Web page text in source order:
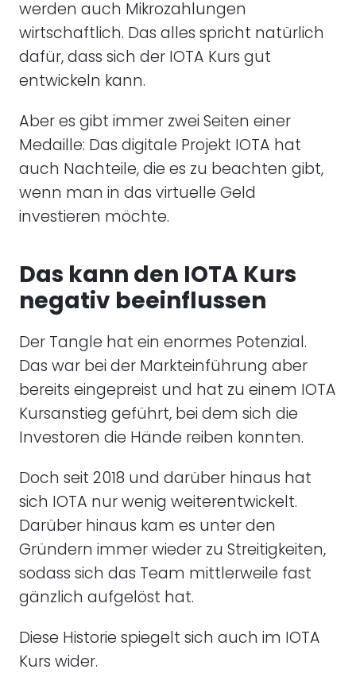
werden auch Mikrozahlungen
wirtschaftlich. Das alles spricht natürlich
dafür, dass sich der IOTA Kurs gut
entwickeln kann.
Aber es gibt immer zwei Seiten einer
Medaille: Das digitale Projekt IOTA hat
auch Nachteile, die es zu beachten gibt,
wenn man in das virtuelle Geld
investieren möchte.
Das kann den IOTA Kurs
negativ beeinflussen
Der Tangle hat ein enormes Potenzial.
Das war bei der Markteinführung aber
bereits eingepreist und hat zu einem IOTA
Kursanstieg geführt, bei dem sich die
Investoren die Hände reiben konnten.
Doch seit 2018 und darüber hinaus hat
sich IOTA nur wenig weiterentwickelt.
Darüber hinaus kam es unter den
Gründern immer wieder zu Streitigkeiten,
sodass sich das Team mittlerweile fast
gänzlich aufgelöst hat.
Diese Historie spiegelt sich auch im IOTA
Kurs wider.